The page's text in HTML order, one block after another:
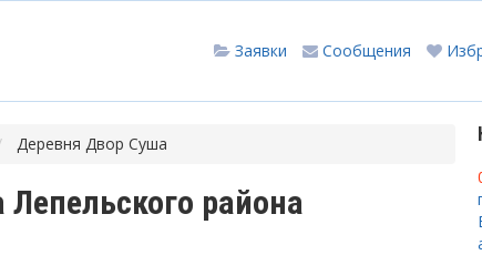
Сообщения
Заявки
Деревня Двор Суша
района